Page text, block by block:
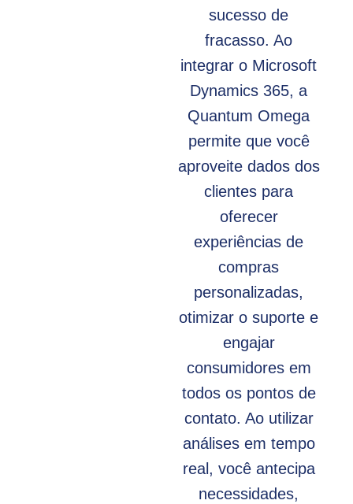
sucesso de
fracasso. Ao
integrar o Microsoft
Dynamics 365, a
Quantum Omega
permite que você
aproveite dados dos
clientes para
oferecer
experiências de
compras
personalizadas,
otimizar o suporte e
engajar
consumidores em
todos os pontos de
contato. Ao utilizar
análises em tempo
real, você antecipa
necessidades,